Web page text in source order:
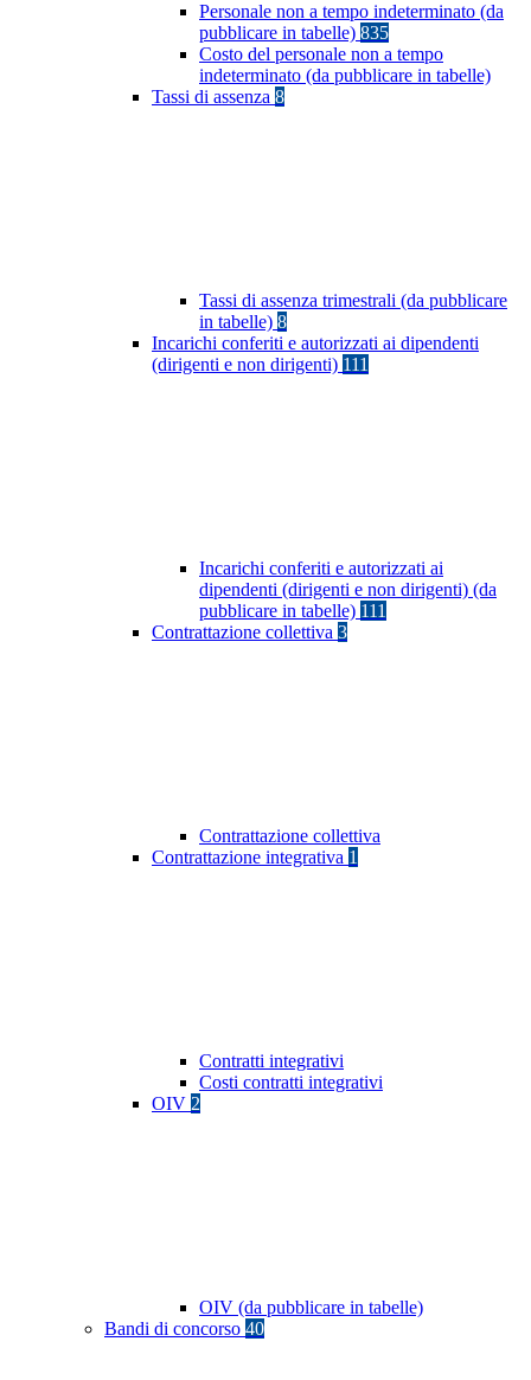
Personale non a tempo indeterminato (da
pubblicare in tabelle) 835
Costo del personale non a tempo
indeterminato (da pubblicare in tabelle)
Tassi di assenza 8
Tassi di assenza trimestrali (da pubblicare
in tabelle) 8
Incarichi conferiti e autorizzati ai dipendenti
(dirigenti e non dirigenti) 111
Incarichi conferiti e autorizzati ai
dipendenti (dirigenti e non dirigenti) (da
pubblicare in tabelle) 111
Contrattazione collettiva 3
Contrattazione collettiva
Contrattazione integrativa 1
Contratti integrativi
Costi contratti integrativi
OIV 2
OIV (da pubblicare in tabelle)
Bandi di concorso 40